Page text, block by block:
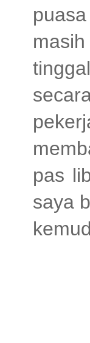
pas
saya